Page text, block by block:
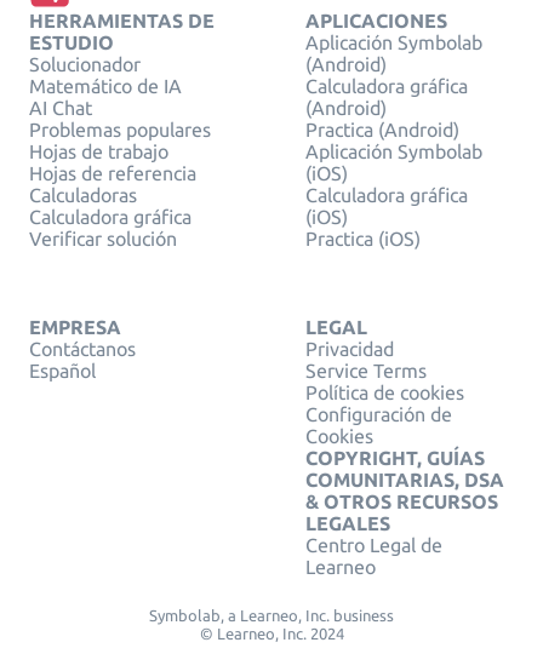
HERRAMIENTAS DE
ESTUDIO
Solucionador
Matemático de IA
AI Chat
Problemas populares
Hojas de trabajo
Hojas de referencia
Calculadoras
Calculadora gráfica
Verificar solución
APLICACIONES
Aplicación Symbolab
(Android)
Calculadora gráfica
(Android)
Practica (Android)
Aplicación Symbolab
(iOS)
Calculadora gráfica
(iOS)
Practica (iOS)
EMPRESA
Contáctanos
Español
LEGAL
Privacidad
Service Terms
Política de cookies
Configuración de
Cookies
COPYRIGHT, GUÍAS
COMUNITARIAS, DSA
& OTROS RECURSOS
LEGALES
Centro Legal de
Learneo
Symbolab, a Learneo, Inc. business
© Learneo, Inc. 2024